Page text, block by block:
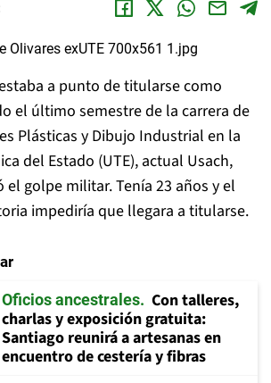
a punto de titularse como
el último semestre de la carrera de
Plásticas y Dibujo Industrial en la
del Estado (UTE), actual Usach,
el golpe militar. Tenía 23 años y el
impediría que llegara a titularse.
Oficios ancestrales
Con talleres,
charlas y exposición gratuita:
Santiago reunirá a artesanas en
encuentro de cestería y fibras